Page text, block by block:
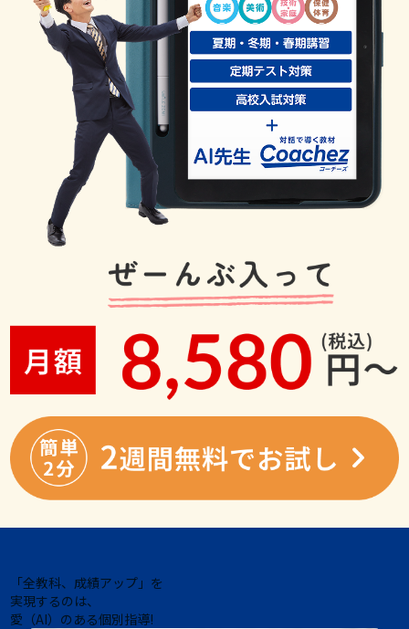
「全教科、成績アップ」を
実現するのは、
愛（AI）のある個別指導!